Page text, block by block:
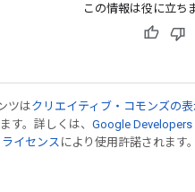
この情報は役に立ち
ツはクリエイティブ・コモンズの
す。詳しくは、 Google
イセンス により使用許諾されます。